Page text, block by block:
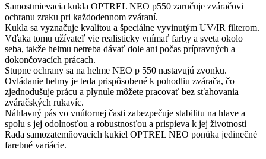
Samostmievacia kukla OPTREL NEO p550 zaručuje zváračovi
ochranu zraku pri každodennom zváraní.
Kukla sa vyznačuje kvalitou a špeciálne vyvinutým UV/IR filterom.
Vďaka tomu užívateľ vie realisticky vnímať farby a sveta okolo
seba, takže helmu netreba dávať dole ani počas prípravných a
dokončovacích prácach.
Stupne ochrany sa na helme NEO p 550 nastavujú zvonku.
Ovládanie helmy je teda prispôsobené k pohodliu zvárača, čo
zjednodušuje prácu a plynule môžete pracovať bez sťahovania
zváračských rukavíc.
Náhlavný pás vo vnútornej časti zabezpečuje stabilitu na hlave a
spolu s jej odolnosťou a robustnosťou a prispieva k jej životnosti
Rada samozatemňovacích kukiel OPTREL NEO ponúka jedinečné
farebné variácie.